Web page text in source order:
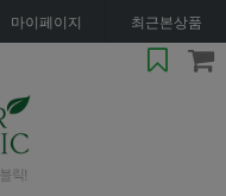
마이페이지 최근본상품